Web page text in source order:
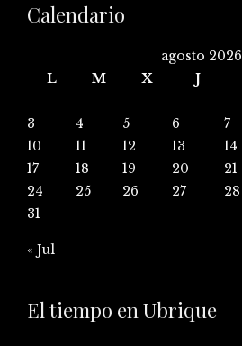
Calendario
agosto 2026
L
M X J
3
4 5 6 7
10
11 12 13 14
17
18 19 20 21
24
25 26 27 28
31
« Jul
El tiempo en Ubrique